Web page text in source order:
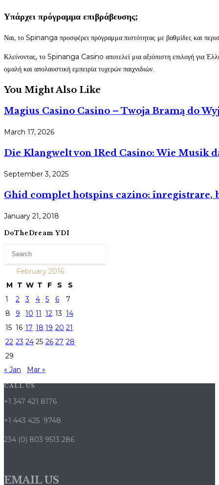
Υπάρχει πρόγραμμα επιβράβευσης;
Ναι, το Spinanga προσφέρει πρόγραμμα πιστότητας με βαθμίδες και
Κλείνοντας, το Spinanga Casino αποτελεί μια αξιόπιστη επιλογή για
ομαλή και απολαυστική εμπειρία τυχερών παιχνιδιών.
You Might Also Like
Magius Casino Casino – Twoja Bramą do
March 17, 2026
Die Klangwelt von 1Red Casino: Wie Musik
September 3, 2025
Ghid complet hotspins cazino: înregistrare,
January 21, 2018
DoTheDream YDI
February 2016
M
T W T F S
S
1
2 3 4 5 6
7
8
9 10 11 12 13 14
15 16 17 18 19 20 21
22 23 24 25 26 27 28
29
« Jan
Mar »
CALL US
+1 347 421 8176
+1 443 425 9748
234 (0) 803 9513 286
EMAIL US